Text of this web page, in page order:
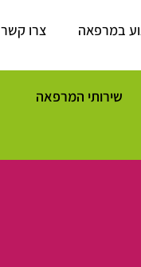
במרפאה צרו קשר
שירותי המרפאה